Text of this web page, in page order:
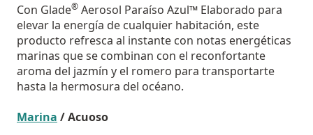
Con Glade® Aerosol Paraíso Azul™ Elaborado para
elevar la energía de cualquier habitación, este
producto refresca al instante con notas energéticas
marinas que se combinan con el reconfortante
aroma del jazmín y el romero para transportarte
hasta la hermosura del océano.
Marina / Acuoso